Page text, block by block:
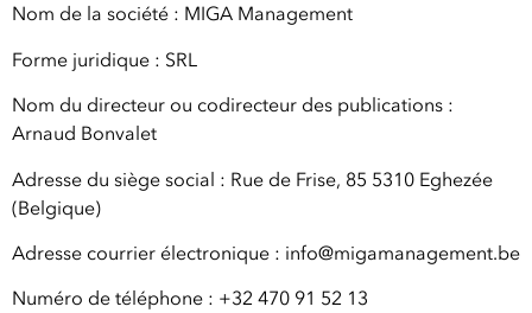
Nom de la société : MIGA Management
Forme juridique : SRL
Nom du directeur ou codirecteur des publications :
Arnaud Bonvalet
Adresse du siège social : Rue de Frise, 85 5310 Eghezée
(Belgique)
Adresse courrier électronique : info@migamanagement.be
Numéro de téléphone : +32 470 91 52 13